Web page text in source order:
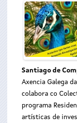
Santiago de
Axencia Galega
colabora co
programa
artísticas de